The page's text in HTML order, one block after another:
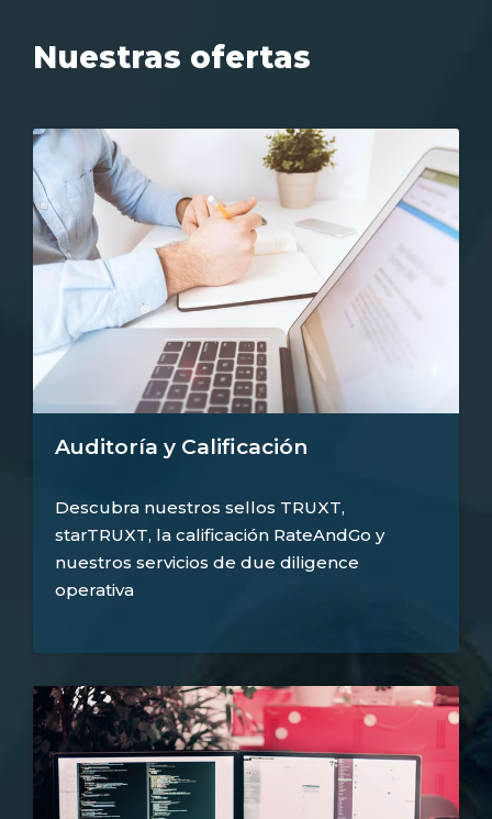
Nuestras ofertas
Auditoría y Calificación
Descubra nuestros sellos TRUXT,
starTRUXT, la calificación RateAndGo y
nuestros servicios de due diligence
operativa